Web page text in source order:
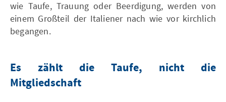
wie Taufe, Trauung oder Beerdigung, werden von
einem Großteil der Italiener nach wie vor kirchlich
begangen.
Es zählt die Taufe, nicht die
Mitgliedschaft